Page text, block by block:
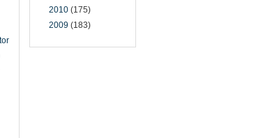
2010 (175)
2009 (183)